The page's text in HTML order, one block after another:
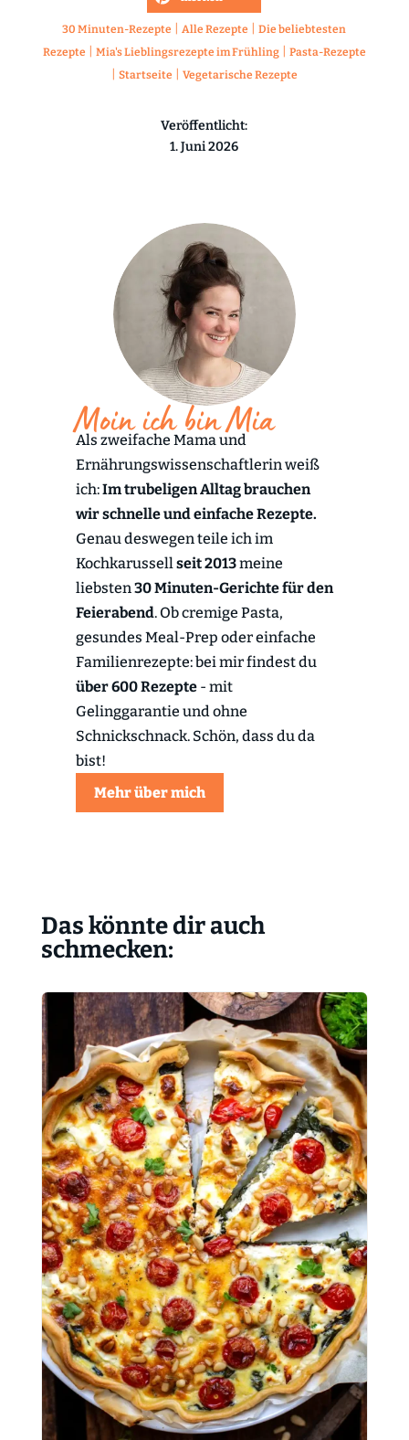
30 Minuten-Rezepte |Alle Rezepte |Die beliebtesten
Rezepte
Mia's Lieblingsrezepte im Frühling| Pasta-Rezepte
Startseite Vegetarische Rezepte
Veröffentlicht:
1. Juni 2026
Moin ich bin Mia
Als zweifache Mama und
Ernährungswissenschaftlerin weiß
ich:Im trubeligen Alltag brauchen
wir schnelle und einfache Rezepte.
Genau deswegen teile ich im
Kochkarussellseit 2013meine
liebsten30 Minuten-Gerichte für den
Feierabend. Ob cremige Pasta,
gesundes Meal-Prep oder einfache
Familienrezepte: bei mir findest du
über 600 Rezepte- mit
Gelinggarantie und ohne
Schnickschnack. Schön, dass du da
bist!
Mehr über mich
Das könnte dir auch
schmecken: